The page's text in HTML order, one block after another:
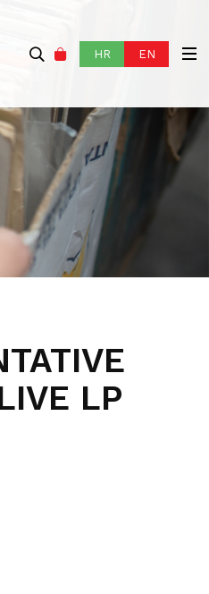
HR EN
LP